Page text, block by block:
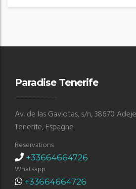
Paradise Tenerife
Av. de las Gaviotas, s/n, 38670
Tenerife, Espagne
Reservations
+33664664726
Whatsapp
+33664664726